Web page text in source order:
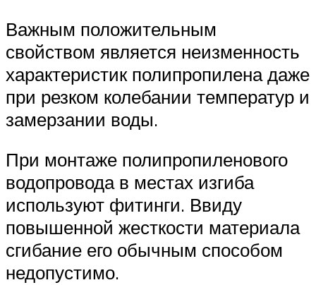
Важным положительным
свойством является неизменность
характеристик полипропилена даже
при резком колебании температур и
замерзании воды.
При монтаже полипропиленового
водопровода в местах изгиба
используют фитинги. Ввиду
повышенной жесткости материала
сгибание его обычным способом
недопустимо.